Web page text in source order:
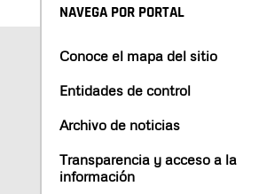
NAVEGA POR PORTAL
Conoce el mapa del sitio
Entidades de control
Archivo de noticias
Transparencia y acceso a la
información